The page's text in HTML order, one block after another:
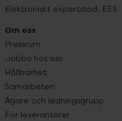
Elektroniskt expertstöd, EES
Om oss
Pressrum
Jobba hos oss
Hållbarhet
Samarbeten
Ägare och ledningsgrupp
För leverantörer